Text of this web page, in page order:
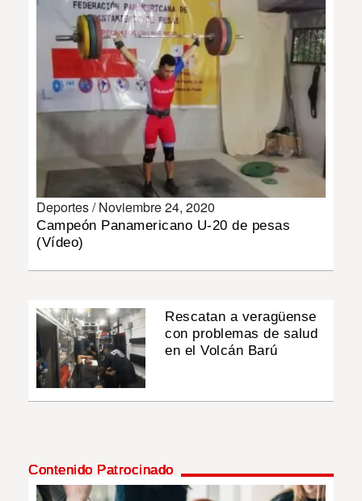
MULTIMEDIA
IMPRESO
Deportes /Noviembre 24, 2020
Campeón Panamericano U-20 de pesas
(Vídeo)
Rescatan a veragüense
con problemas de salud
en el Volcán Barú
Contenido Patrocinado